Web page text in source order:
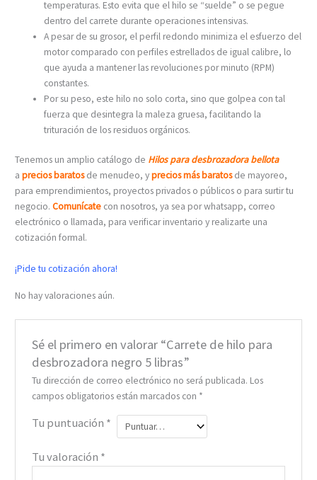
temperaturas. Esto evita que el hilo se “suelde” o se pegue
dentro del carrete durante operaciones intensivas.
A pesar de su grosor, el perfil redondo minimiza el esfuerzo del
motor comparado con perfiles estrellados de igual calibre, lo
que ayuda a mantener las revoluciones por minuto (RPM)
constantes.
Por su peso, este hilo no solo corta, sino que golpea con tal
fuerza que desintegra la maleza gruesa, facilitando la
trituración de los residuos orgánicos.
Tenemos un amplio catálogo de Hilos para desbrozadora bellota
aprecios baratosde menudeo, yprecios más baratosde mayoreo,
para emprendimientos, proyectos privados o públicos o para surtir tu
negocio.Comunícate con nosotros, ya sea por whatsapp, correo
electrónico o llamada, para verificar inventario y realizarte una
cotización formal.
¡Pide tu cotización ahora!
No hay valoraciones aún.
Sé el primero en valorar “Carrete de hilo para
desbrozadora negro 5 libras”
Tu dirección de correo electrónico no será publicada. Los
campos obligatorios están marcados con *
Tu puntuación *
Tu valoración *